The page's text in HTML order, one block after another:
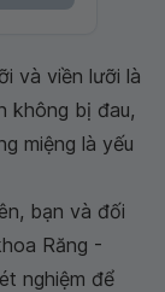
và viền lưỡi là
không bị đau,
miệng là yếu
bạn và đối
Răng -
nghiệm để